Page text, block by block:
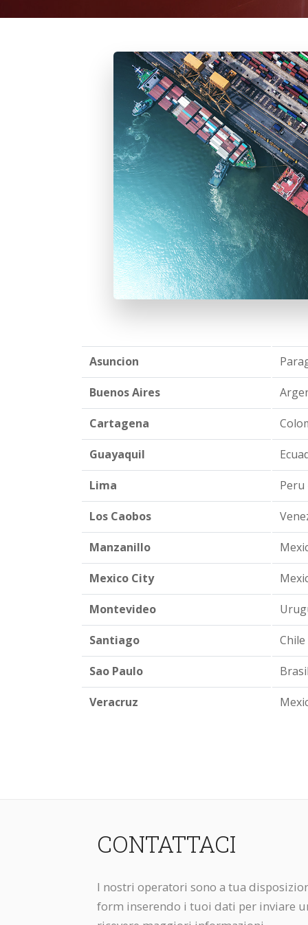
Asuncion
Buenos Aires
Cartagena
Guayaquil
Lima Peru
Los Caobos
Manzanillo
Mexico City
Montevideo
Santiago
Sao Paulo
Veracruz
CONTATTACI
I nostri operatori sono a tua
form inserendo i tuoi dati per inviare